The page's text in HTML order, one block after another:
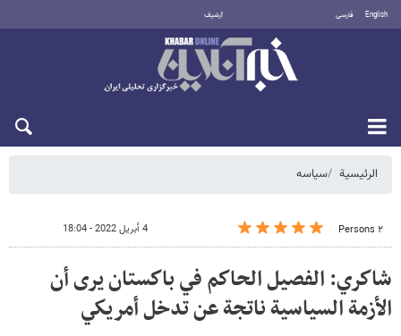
English فارسی أرشيف
الرئيسية سیاسه
٢ Persons 4 أبريل 2022 - 18:04
شاكري: الفصيل الحاكم في باكستان يرى أن
الأزمة السياسية ناتجة عن تدخل أمريكي